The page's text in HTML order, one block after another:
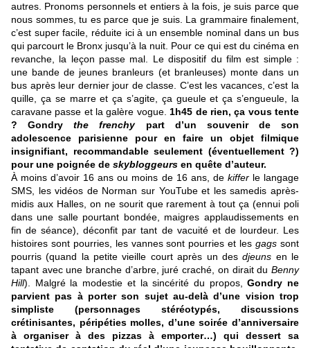
autres. Pronoms personnels et entiers à la fois, je suis parce que
nous sommes, tu es parce que je suis. La grammaire finalement,
c’est super facile, réduite ici à un ensemble nominal dans un bus
qui parcourt le Bronx jusqu’à la nuit. Pour ce qui est du cinéma en
revanche, la leçon passe mal. Le dispositif du film est simple :
une bande de jeunes branleurs (et branleuses) monte dans un
bus après leur dernier jour de classe. C’est les vacances, c’est la
quille, ça se marre et ça s’agite, ça gueule et ça s’engueule, la
caravane passe et la galère vogue. 1h45 de rien, ça vous tente
? Gondrythe frenchypart d’un souvenir de son
adolescence parisienne pour en faire un objet filmique
insignifiant, recommandable seulement (éventuellement ?)
pour une poignée de skybloggeurs en quête d’auteur.
À moins d’avoir 16 ans ou moins de 16 ans, de kifferle langage
SMS, les vidéos de Norman sur YouTube et les samedis après-
midis aux Halles, on ne sourit que rarement à tout ça (ennui poli
dans une salle pourtant bondée, maigres applaudissements en
fin de séance), déconfit par tant de vacuité et de lourdeur. Les
histoires sont pourries, les vannes sont pourries et lesgags sont
pourris (quand la petite vieille court après un desdjeuns en le
tapant avec une branche d’arbre, juré craché, on dirait du Benny
Hill). Malgré la modestie et la sincérité du propos,Gondry ne
parvient pas à porter son sujet au-delà d’une vision trop
simpliste (personnages stéréotypés, discussions
crétinisantes, péripéties molles, d’une soirée d’anniversaire
à organiser à des pizzas à emporter…) qui dessert sa